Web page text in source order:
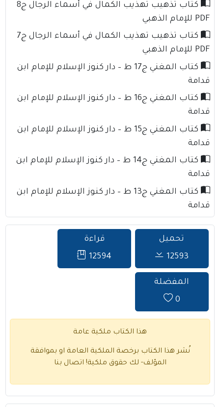
كتاب تذهيب تهذيب الكمال في أسماء الرجال ج8
PDF للإمام الذهبي
كتاب تذهيب تهذيب الكمال في أسماء الرجال ج7
PDF للإمام الذهبي
كتاب المغني ج17 ط – دار كنوز الإسلام للإمام ابن
قدامة
كتاب المغني ج16 ط – دار كنوز الإسلام للإمام ابن
قدامة
كتاب المغني ج15 ط – دار كنوز الإسلام للإمام ابن
قدامة
كتاب المغني ج14 ط – دار كنوز الإسلام للإمام ابن
قدامة
كتاب المغني ج13 ط – دار كنوز الإسلام للإمام ابن
قدامة
تحميل
12593
قراءة
12594
المفضلة
0
هذا الكتاب ملكية عامة
نُشر هذا الكتاب برخصة الملكية العامة او بموافقة
المؤلف- لك حقوق ملكية! اتصال بنا